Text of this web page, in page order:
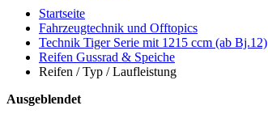
Startseite
Fahrzeugtechnik und Offtopics
Technik Tiger Serie mit 1215 ccm (ab Bj.12)
Reifen Gussrad & Speiche
Reifen / Typ / Laufleistung
Ausgeblendet